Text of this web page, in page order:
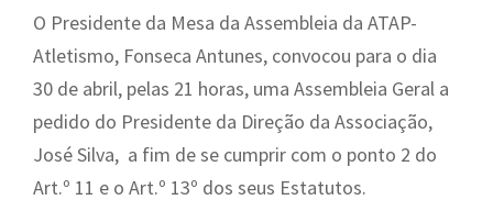
O Presidente da Mesa da Assembleia da ATAP-
Atletismo, Fonseca Antunes, convocou para o dia
30 de abril, pelas 21 horas, uma Assembleia Geral a
pedido do Presidente da Direção da Associação,
José Silva, a fim de se cumprir com o ponto 2 do
Art.º 11 e o Art.º 13º dos seus Estatutos.